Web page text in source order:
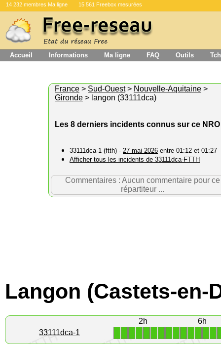
14 232 membres Ma ligne 15 561 Freebox mesurées
Accueil Informations Ma ligne FAQ Outils
France > Sud-Ouest> Nouvelle-Aquitaine >
Gironde > langon (33111dca)
Les 8 derniers incidents connus sur ce NRO
33111dca-1 (ftth) - 27 mai 2026 entre 01:12 et 01:27
Afficher tous les incidents de 33111dca-FTTH
Commentaires : Aucun commentaire pour ce
répartiteur ...
Langon (Castets-en-
2h
6h
33111dca-1